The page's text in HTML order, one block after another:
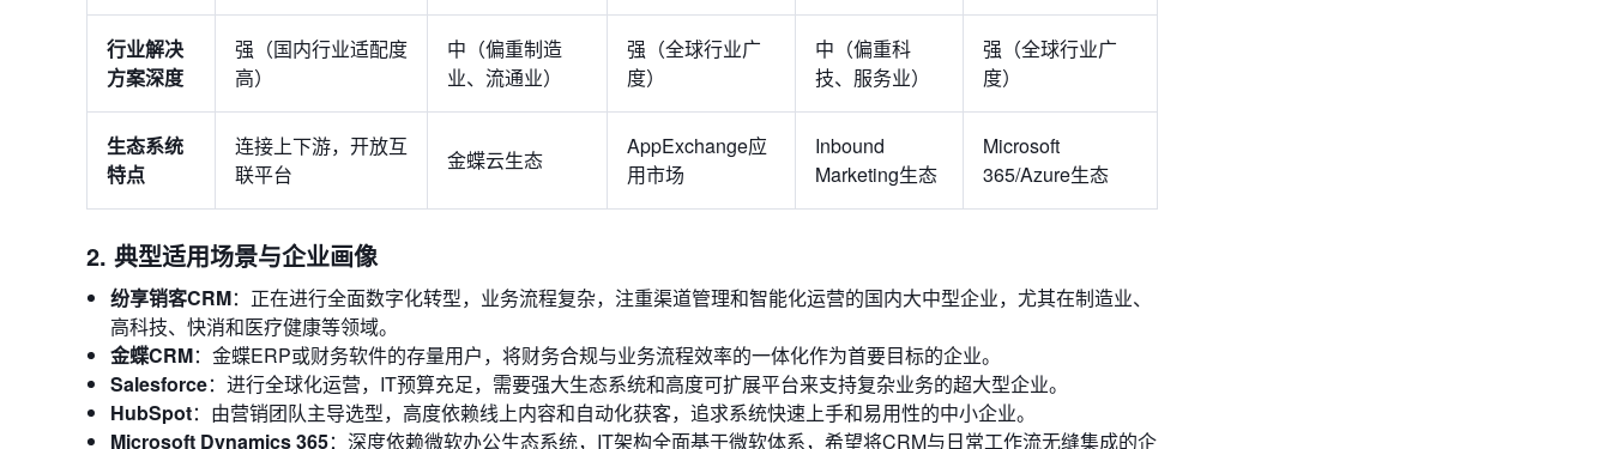
行业解决
方案深度
强（国内行业适配度
高）
中（偏重制造
业、流通业）
强（全球行业广
度）
中（偏重科
技、服务业）
强（全球行业广
度）
生态系统
特点
连接上下游，开放互
联平台
金蝶云生态
AppExchange应
用市场
Inbound
Marketing生态
Microsoft
365/Azure生态
2. 典型适用场景与企业画像
纷享销客CRM：正在进行全面数字化转型，业务流程复杂，注重渠道管理和智能化运营的国内大中型企业，尤其在制造业、
高科技、快消和医疗健康等领域。
金蝶CRM：金蝶ERP或财务软件的存量用户，将财务合规与业务流程效率的一体化作为首要目标的企业。
Salesforce：进行全球化运营，IT预算充足，需要强大生态系统和高度可扩展平台来支持复杂业务的超大型企业。
HubSpot：由营销团队主导选型，高度依赖线上内容和自动化获客，追求系统快速上手和易用性的中小企业。
Microsoft Dynamics 365：深度依赖微软办公生态系统，IT架构全面基于微软体系，希望将CRM与日常工作流无缝集成的企